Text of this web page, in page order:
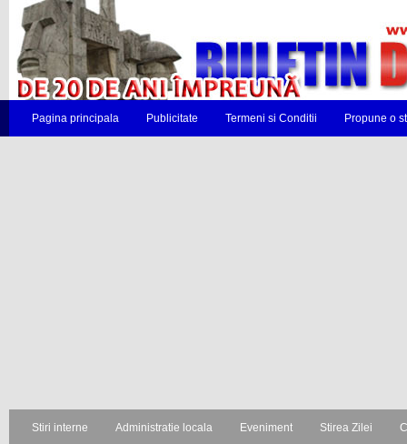
Pagina principala Publicitate Termeni si Conditii Propune o
Stiri interne Administratie locala Eveniment Stirea Zilei